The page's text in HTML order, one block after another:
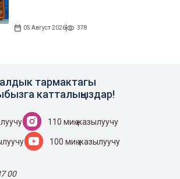
05 Август 2026 378
тармактагы
катталыңыздар!
110 миң жазылуучу
100 миң жазылуучу
00